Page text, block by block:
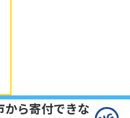
から寄付できな